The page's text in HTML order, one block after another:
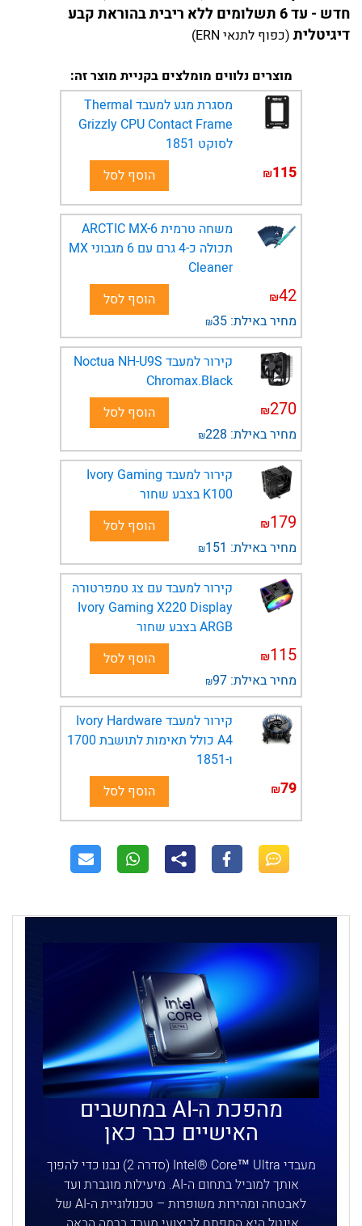
חדש - עד 6 תשלומים ללא ריבית בהוראת קבע
דיגיטלית (כפוף לתנאי ERN)
מוצרים נלווים מומלצים בקניית מוצר זה:
מסגרת מגע למעבד Thermal
Grizzly CPU Contact Frame
לסוקט 1851
115
₪ הוסף לסל
משחה טרמית ARCTIC MX-6
תכולה כ-4 גרם עם 6 מגבוני MX
Cleaner
42
₪
מחיר באילת: 35
₪
הוסף לסל
קירור למעבד Noctua NH-U9S
Chromax.Black
270
₪
מחיר באילת: 228
₪
הוסף לסל
קירור למעבד Ivory Gaming
K100 בצבע שחור
179
₪
מחיר באילת: 151
₪
הוסף לסל
קירור למעבד עם צג טמפרטורה
Ivory Gaming X220 Display
ARGB בצבע שחור
115
₪
מחיר באילת: 97
₪
הוסף לסל
קירור למעבד Ivory Hardware
A4 כולל תאימות לתושבת 1700
ו-1851
79
₪ הוסף לסל
מהפכת ה-AI במחשבים
האישיים כבר כאן
מעבדי Intel® Core™ Ultra (סדרה 2) נבנו כדי להפוך
אותך למוביל בתחום ה-AI. מיעילות מוגברת ועד
לאבטחה ומהירות משופרות – טכנולוגיית ה-AI של